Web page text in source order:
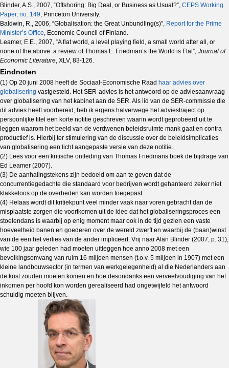
Blinder, A.S., 2007, “Offshoring: Big Deal, or Business as Usual?”, CEPS Working
Paper, no. 149, Princeton University.
Baldwin, R., 2006, “Globalisation: the Great Unbundling(s)”, Report for the Prime
Minister’s Office, Economic Council of Finland.
Leamer, E.E., 2007, “A flat world, a level playing field, a small world after all, or
none of the above: a review of Thomas L. Friedman’s the World is Flat”, Journal of
Economic Literature, XLV, 83-126.
Eindnoten
(1) Op 20 juni 2008 heeft de Sociaal-Economische Raad haar advies over
globalisering vastgesteld. Het SER-advies is het antwoord op de adviesaanvraag
over globalisering van het kabinet aan de SER. Als lid van de SER-commissie die
dit advies heeft voorbereid, heb ik ergens halverwege het adviestraject op
persoonlijke titel een korte notitie geschreven waarin wordt geprobeerd uit te
leggen waarom het beeld van de verdwenen beleidsruimte mank gaat en contra
productief is. Hierbij ter stimulering van de discussie over de beleidsimplicaties
van globalisering een licht aangepaste versie van deze notitie.
(2) Lees voor een kritische ontleding van Thomas Friedmans boek de bijdrage van
Ed Leamer (2007).
(3) De aanhalingstekens zijn bedoeld om aan te geven dat de
concurrentiegedachte die standaard voor bedrijven wordt gehanteerd zeker niet
klakkeloos op de overheden kan worden toegepast.
(4) Helaas wordt dit kritiekpunt veel minder vaak naar voren gebracht dan de
misplaatste zorgen die voortkomen uit de idee dat het globaliseringsproces een
stoelendans is waarbij op enig moment maar ook in de tijd gezien een vaste
hoeveelheid banen en goederen over de wereld zwerft en waarbij de (baan)winst
van de een het verlies van de ander impliceert. Vrij naar Alan Blinder (2007, p. 31),
wie 100 jaar geleden had moeten uitleggen hoe anno 2008 met een
bevolkingsomvang van ruim 16 miljoen mensen (t.o.v. 5 miljoen in 1907) met een
kleine landbouwsector (in termen van werkgelegenheid) al die Nederlanders aan
de kost zouden moeten komen en hoe desondanks een verveelvoudiging van het
inkomen per hoofd kon worden gerealiseerd had ongetwijfeld het antwoord
schuldig moeten blijven.